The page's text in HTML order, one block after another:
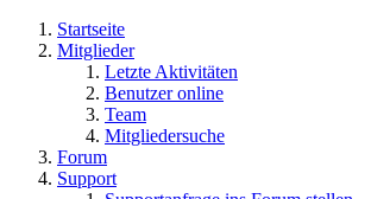
Startseite
Mitglieder
Letzte Aktivitäten
Benutzer online
Team
Mitgliedersuche
Forum
Support